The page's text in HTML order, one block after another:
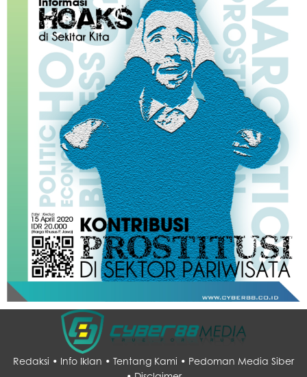
Redaksi • Info Iklan • Tentang Kami • Pedoman Media Siber